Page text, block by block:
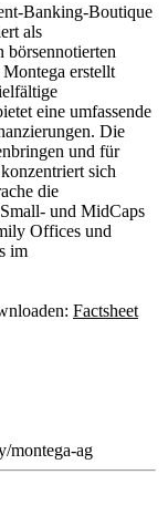
Banking-Boutique
als
börsennotierten
erstellt
eine umfassende
Die
und für
sich
die
und MidCaps
Offices und
im
Factsheet
montega-ag